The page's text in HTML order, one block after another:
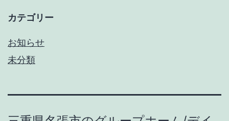
カテゴリー
お知らせ
未分類